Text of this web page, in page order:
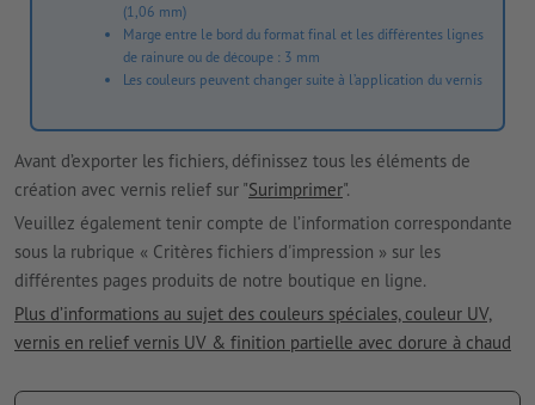
(1,06 mm)
Marge entre le bord du format final et les différentes lignes
de rainure ou de découpe : 3 mm
Les couleurs peuvent changer suite à l’application du vernis
Avant d’exporter les fichiers, définissez tous les éléments de
création avec vernis relief sur "Surimprimer".
Veuillez également tenir compte de l’information correspondante
sous la rubrique « Critères fichiers d'impression » sur les
différentes pages produits de notre boutique en ligne.
Plus d’informations au sujet des couleurs spéciales, couleur UV,
vernis en relief vernis UV & finition partielle avec dorure à chaud